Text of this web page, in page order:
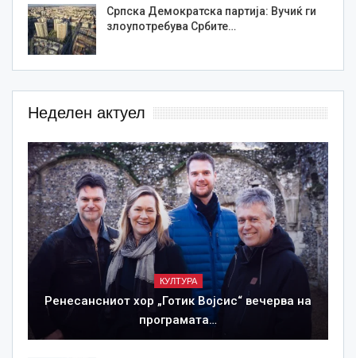
Српска Демократска партија: Вучиќ ги
злоупотребува Србите…
Неделен актуел
КУЛТУРА
Ренесансниот хор „Готик Војсис“ вечерва на
програмата…